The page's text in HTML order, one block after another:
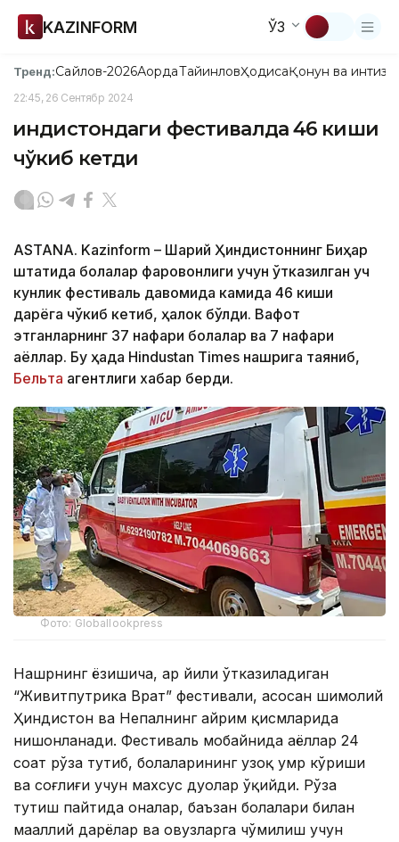
KAZINFORM ЎЗ
Тренд:Сайлов-2026АқордаТайинловҲодисаҚонун ва
22:45, 26 Сентябр 2024
Ҳиндистондаги фестивалда 46 киши
чўкиб кетди
ASTANA. Kazinform – Шарқий Ҳиндистоннинг Биҳар
штатида болалар фаровонлиги учун ўтказилган уч
кунлик фестиваль давомида камида 46 киши
дарёга чўкиб кетиб, ҳалок бўлди. Вафот
этганларнинг 37 нафари болалар ва 7 нафари
аёллар. Бу ҳақда Hindustan Times нашрига таяниб,
Бельта агентлиги хабар берди.
Фото: Globallookpress
Нашрнинг ёзишича, ҳар йили ўтказиладиган
“Живитпутрика Врат” фестивали, асосан шимолий
Ҳиндистон ва Непалнинг айрим қисмларида
нишонланади. Фестиваль мобайнида аёллар 24
соат рўза тутиб, болаларининг узоқ умр кўриши
ва соғлиғи учун махсус дуолар ўқийди. Рўза
тутиш пайтида оналар, баъзан болалари билан
маҳаллий дарёлар ва ҳовузларга чўмилиш учун